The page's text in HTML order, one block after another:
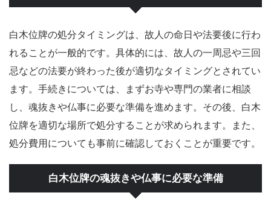
白木位牌の処分タイミングは、故人の命日や法要後に行わ
れることが一般的です。具体的には、故人の一周忌や三回
忌などの法要が終わった後が適切なタイミングとされてい
ます。手続きについては、まずお寺や専門の業者に相談
し、魂抜きや仏事に必要な準備を進めます。その後、白木
位牌を適切な場所で処分することが求められます。また、
処分費用についても事前に確認しておくことが重要です。
白木位牌の魂抜きや仏事に必要な準備